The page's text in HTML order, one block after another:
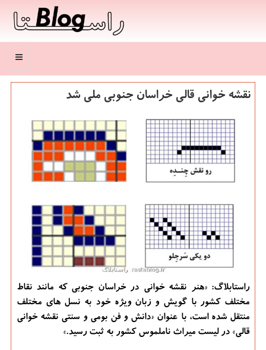
منو
نقشه خوانی قالی خراسان جنوبی ملی شد
راستابلاگ: «هنر نقشه خوانی در خراسان جنوبی كه مانند نقاط
مختلف كشور با گویش و زبان ویژه خود به نسل های مختلف
منتقل شده است، با عنوان «دانش و فن بومی و سنتی نقشه خوانی
قالی» در لیست میراث ناملموس كشور به ثبت رسید.»